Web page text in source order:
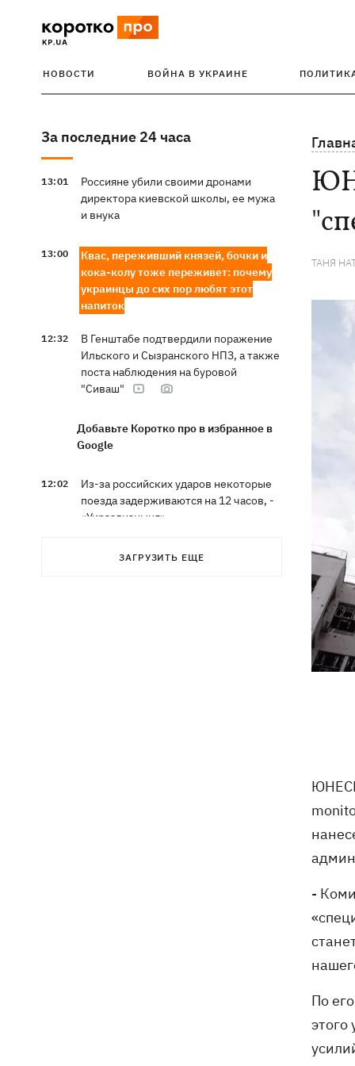
НОВОСТИ ВОЙНА В УКРАИНЕ
За последние 24 часа
13:01
Россияне убили своими дронами
директора киевской школы, ее мужа
и внука
13:00
Квас, переживший князей, бочки и
кока-колу тоже переживет: почему
украинцы до сих пор любят этот
напиток
12:32
В Генштабе подтвердили поражение
Ильского и Сызранского НПЗ, а также
поста наблюдения на буровой
"Сиваш"
Добавьте Коротко про в избранное в
Google
12:02
Из-за российских ударов некоторые
поезда задерживаются на 12 часов, -
«Укрзализныця»
Кульбит Трампа: почему США
ЗАГРУЗИТЬ ЕЩЕ
ТАНЯ
-
По